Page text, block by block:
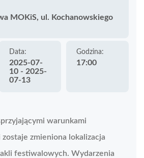
MOKiS, ul. Kochanowskiego
Data:
2025-07-
10 - 2025-
07-13
Godzina:
17:00
warunkami
zmieniona lokalizacja
festiwalowych. Wydarzenia